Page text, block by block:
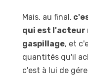
Mais, au final,
qui est l'acteur
gaspillage, et
quantités qu'il
c'est à lui de